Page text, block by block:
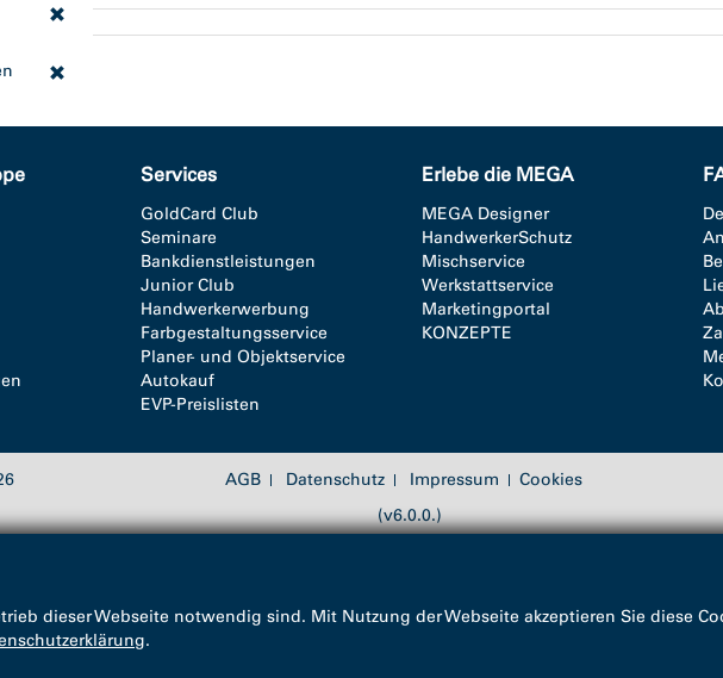
Services
GoldCard Club
Seminare
Bankdienstleistungen
Junior Club
Handwerkerwerbung
Farbgestaltungsservice
Planer- und Objektservice
Autokauf
EVP-Preislisten
Erlebe die MEGA
MEGA Designer
HandwerkerSchutz
Mischservice
Werkstattservice
Marketingportal
KONZEPTE
AGB Datenschutz Impressum
Cookies
(v6.0.0.)
dieser Webseite notwendig sind. Mit Nutzung der Webseite akzeptieren Sie diese
.